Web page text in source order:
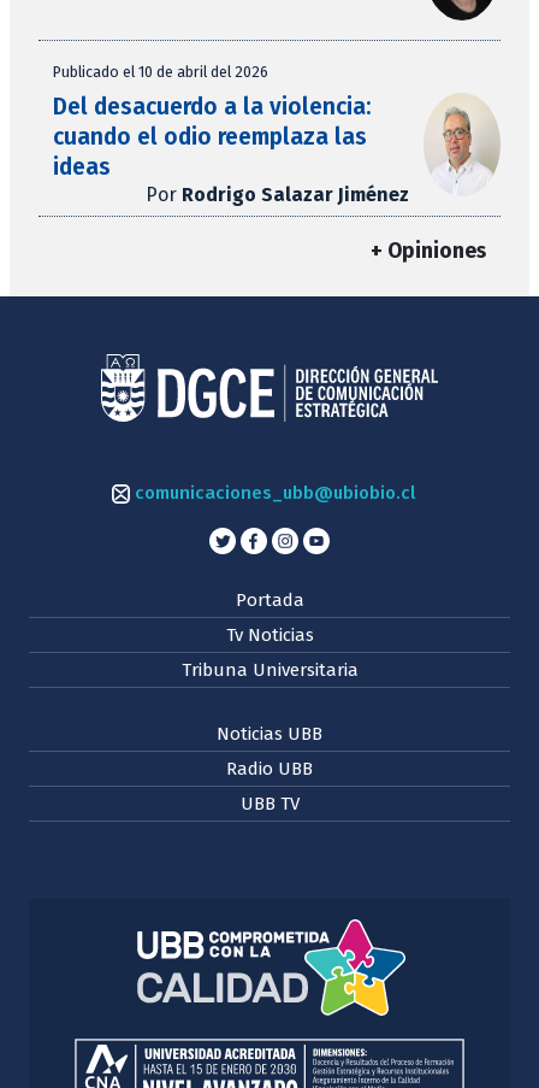
Publicado el 10 de abril del 2026
Del desacuerdo a la violencia:
cuando el odio reemplaza las
ideas
Por Rodrigo Salazar Jiménez
+ Opiniones
comunicaciones_ubb@ubiobio.cl
Portada
Tv Noticias
Tribuna Universitaria
Noticias UBB
Radio UBB
UBB TV